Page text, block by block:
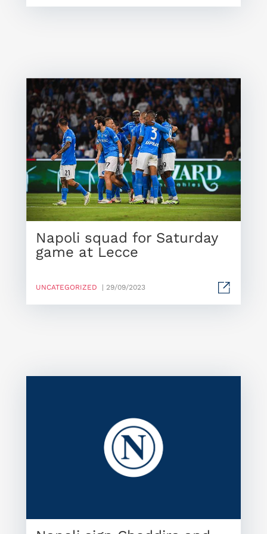
Napoli squad for Saturday
game at Lecce
UNCATEGORIZED | 29/09/2023